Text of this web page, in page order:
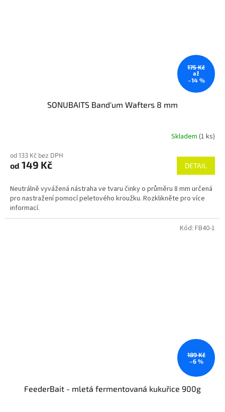
175 Kč
až
–14 %
SONUBAITS Band'um Wafters 8 mm
Skladem (1 ks)
od 133 Kč bez DPH
od 149 Kč DETAIL
Neutrálně vyvážená nástraha ve tvaru činky o průměru 8 mm určená
pro nastražení pomocí peletového kroužku. Rozklikněte pro více
informací.
189 Kč
–6 %
FeederBait - mletá fermentovaná kukuřice 900g
Kód: FB40-1